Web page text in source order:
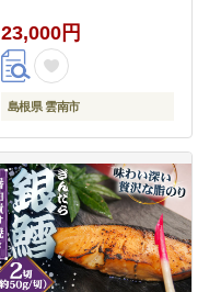
雲南市/有限会社石田魚
店 [AICQ013]
23,000円
島根県 雲南市